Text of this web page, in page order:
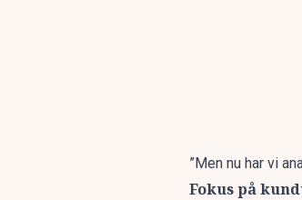
”Men nu har vi
Fokus på